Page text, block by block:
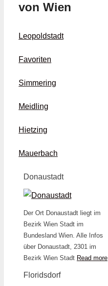
von Wien
Leopoldstadt
Favoriten
Simmering
Meidling
Hietzing
Mauerbach
Donaustadt
Der Ort Donaustadt liegt im
Bezirk Wien Stadt im
Bundesland Wien. Alle Infos
über Donaustadt, 2301 im
Bezirk Wien Stadt Read more
Floridsdorf